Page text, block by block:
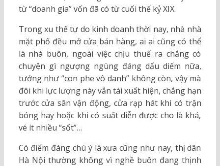
từ “doanh gia” vốn đã có từ cuối thế kỷ XIX.
Trong xu thế tự do kinh doanh thời nay, nhà nhà
mặt phố đều mở cửa bán hàng, ai ai cũng có thể
là nhà buôn, ngoài việc chịu thuế ra chẳng có
chuyện gì ngượng ngùng đáng dấu diếm nữa,
tưởng như “con phe vô danh” không còn, vậy mà
đôi khi lực lượng này vẫn tái xuất hiện, chẳng hạn
trước cửa sân vận động, cửa rạp hát khi có trận
bóng hay hoặc khi có suất diễn được cho là khá,
vé ít nhiều “sốt”…
Có điểm đáng chú ý là xưa cũng như nay, thị dân
Hà Nội thường không vì nghề buôn đang thịnh